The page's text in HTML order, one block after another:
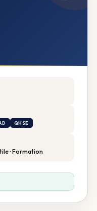
QHSE
· Formation